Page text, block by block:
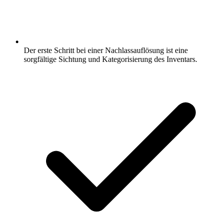
Der erste Schritt bei einer Nachlassauflösung ist eine
sorgfältige Sichtung und Kategorisierung des Inventars.